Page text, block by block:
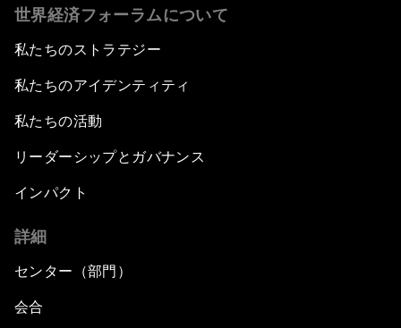
世界経済フォーラムについて
私たちのストラテジー
私たちのアイデンティティ
私たちの活動
リーダーシップとガバナンス
インパクト
詳細
センター（部門）
会合